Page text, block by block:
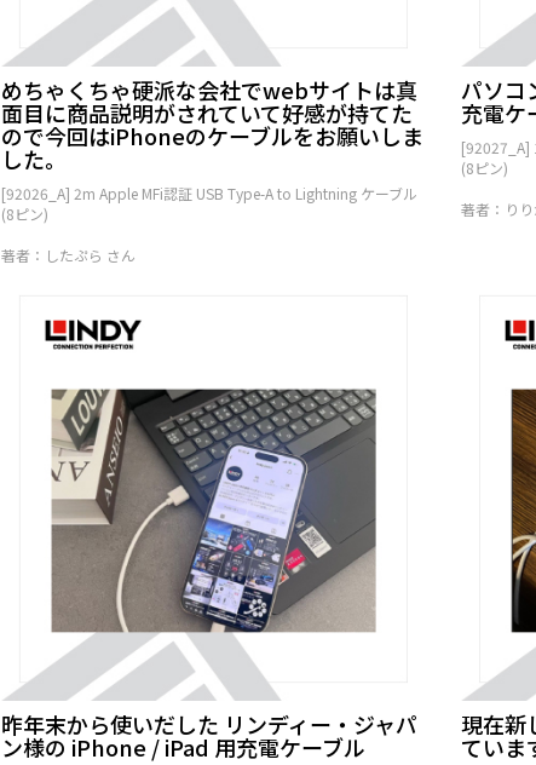
めちゃくちゃ硬派な会社でwebサイトは真
面目に商品説明がされていて好感が持てた
ので今回はiPhoneのケーブルをお願いしま
した。
[92026_A] 2m Apple MFi認証 USB Type-A to Lightning ケーブル
(8ピン)
著者：したぷら さん
パソコ
充電ケ
[92027_A]
(8ピン)
著者：り
昨年末から使いだした リンディー・ジャパ
ン様の iPhone / iPad 用充電ケーブル
現在新
ていま